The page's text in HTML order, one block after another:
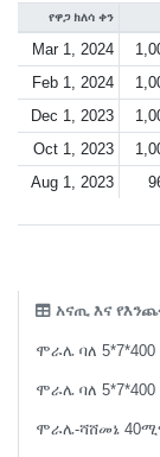
የዋጋ ክለሳ ቀን
Mar 1, 2024
Feb 1, 2024
Dec 1, 2023
Oct 1, 2023
Aug 1, 2023
አናጢ እና
ሞራሌ ባለ
ሞራሌ ባለ
ሞራሌ-ሻሸመኔ